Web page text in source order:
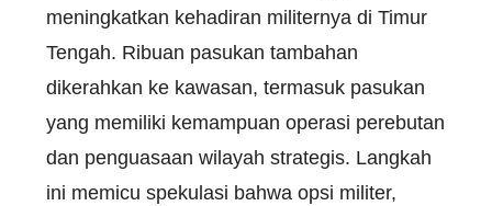
meningkatkan kehadiran militernya di Timur
Tengah. Ribuan pasukan tambahan
dikerahkan ke kawasan, termasuk pasukan
yang memiliki kemampuan operasi perebutan
dan penguasaan wilayah strategis. Langkah
ini memicu spekulasi bahwa opsi militer,